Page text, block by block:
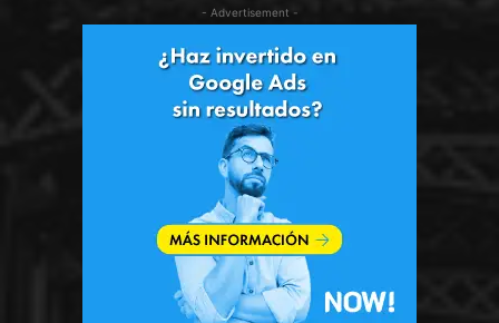
- Advertisement -